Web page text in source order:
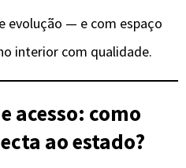
evolução — e com espaço
interior com qualidade.
acesso: como
ao estado?